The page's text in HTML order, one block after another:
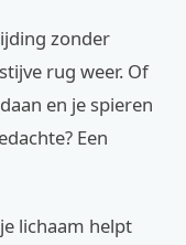
zonder
rug weer. Of
en je spieren
Een
lichaam helpt